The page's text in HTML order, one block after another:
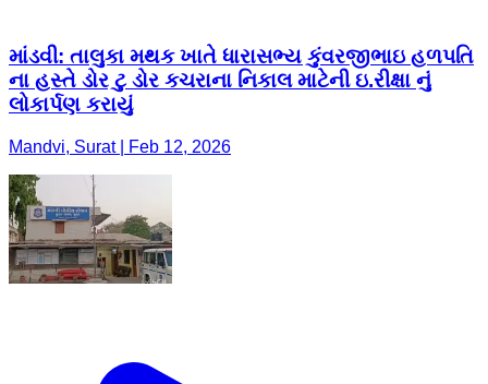
માંડવી: તાલુકા મથક ખાતે ધારાસભ્ય કુંવરજીભાઇ હળપતિ
ના હસ્તે ડોર ટુ ડોર કચરાના નિકાલ માટેની ઇ.રીક્ષા નું
લોકાર્પણ કરાયું
Mandvi, Surat | Feb 12, 2026